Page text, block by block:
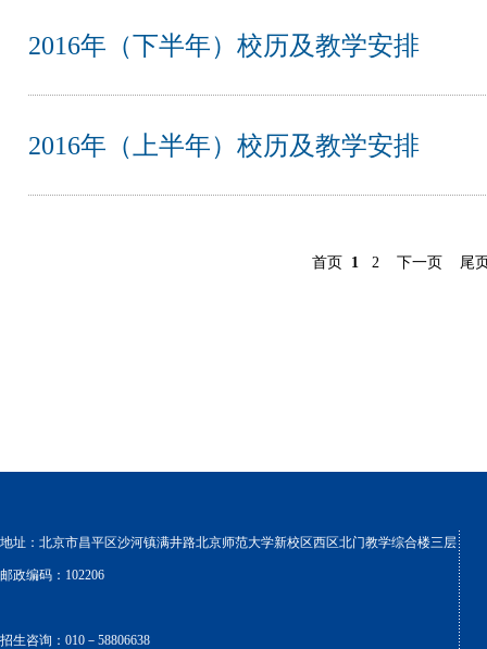
2016年（下半年）校历及教学安排
2016年（上半年）校历及教学安排
首页 1 2 下一页 尾
地址：北京市昌平区沙河镇满井路北京师范大学新校区西区北门教学综合楼三层
邮政编码：102206
招生咨询：010－58806638